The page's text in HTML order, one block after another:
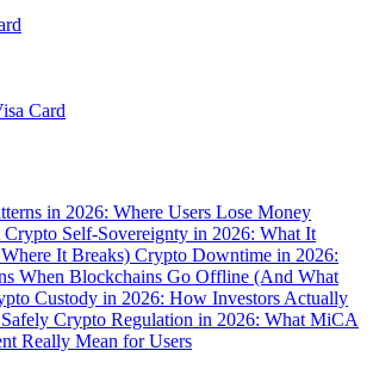
Card
in 2026: Where Users Lose Money
Crypto Self-Sovereignty in 2026: What It
It Breaks) Crypto Downtime in 2026:
When Blockchains Go Offline (And What
Custody in 2026: How Investors Actually
Crypto Regulation in 2026: What MiCA
Really Mean for Users